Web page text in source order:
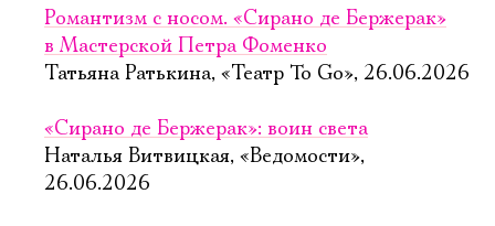
Романтизм с носом. «Сирано де Бержерак»
в Мастерской Петра Фоменко
Татьяна Ратькина, «Театр To Go», 26.06.2026
«Сирано де Бержерак»: воин света
Наталья Витвицкая, «Ведомости»,
26.06.2026